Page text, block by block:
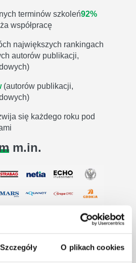
Szczegóły O plikach cookies
terminów szkoleń92%
współpracę
największych rankingach
autorów publikacji,
(autorów publikacji,
się każdego roku pod
m.in.